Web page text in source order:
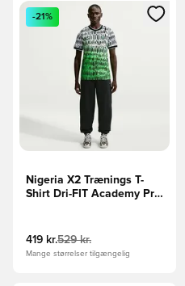
Åbner en Modal til at logge
-21%
Nigeria X2 Trænings T-
Shirt Dri-FIT Academy Pro
419 kr.529 kr.
Mange størrelser tilgængelig